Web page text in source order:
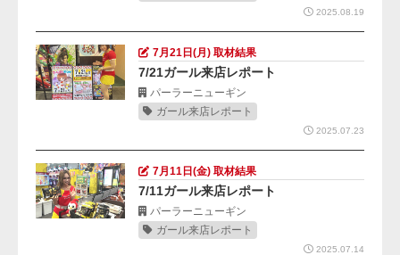
2025.08.19
7月21日(月) 取材結果
7/21ガール来店レポート
パーラーニューギン
ガール来店レポート
2025.07.23
7月11日(金) 取材結果
7/11ガール来店レポート
パーラーニューギン
ガール来店レポート
2025.07.14